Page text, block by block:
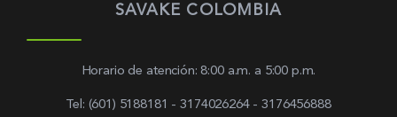
SAVAKE COLOMBIA
Horario de atención: 8:00 a.m. a 5:00 p.m.
Tel: (601) 5188181 - 3174026264 - 3176456888